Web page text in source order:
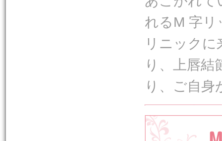
れるM 字リ
リニック
り、上唇結
り、ご自